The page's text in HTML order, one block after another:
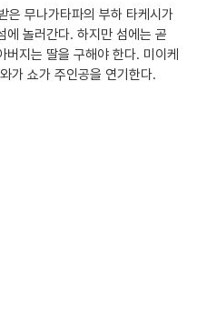
은 무나가타파의 부하 타케시가
에 놀러간다. 하지만 섬에는 곧
지는 딸을 구해야 한다. 미이케
가 쇼가 주인공을 연기한다.